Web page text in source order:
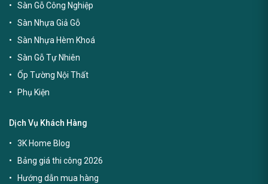
Sàn Gỗ Công Nghiệp
Sàn Nhựa Giả Gỗ
Sàn Nhựa Hèm Khoá
Sàn Gỗ Tự Nhiên
Ốp Tường Nội Thất
Phụ Kiện
Dịch Vụ Khách Hàng
3K Home Blog
Bảng giá thi công 2026
Hướng dẫn mua hàng